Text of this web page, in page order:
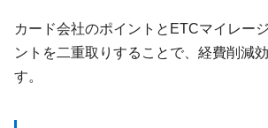
カード会社のポイントとETCマイレー
ントを二重取りすることで、経費削減
す。